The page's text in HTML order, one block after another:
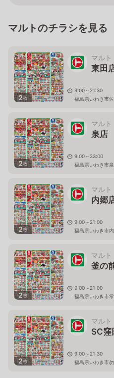
マルトのチラシを見る
2枚
マルト
東田
9:00～21:30
福島県いわき市
2枚
マルト
泉店
9:00～23:00
福島県いわき市
2枚
マルト
内郷
9:00～21:00
福島県いわき市
2枚
マルト
釜の
9:00～21:00
福島県いわき市
2枚
マルト
SC窪
9:00～21:30
福島県いわき市